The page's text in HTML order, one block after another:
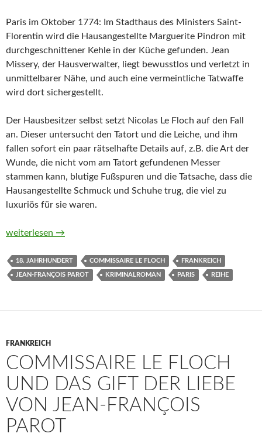
Paris im Oktober 1774: Im Stadthaus des Ministers Saint-
Florentin wird die Hausangestellte Marguerite Pindron mit
durchgeschnittener Kehle in der Küche gefunden. Jean
Missery, der Hausverwalter, liegt bewusstlos und verletzt in
unmittelbarer Nähe, und auch eine vermeintliche Tatwaffe
wird dort sichergestellt.
Der Hausbesitzer selbst setzt Nicolas Le Floch auf den Fall
an. Dieser untersucht den Tatort und die Leiche, und ihm
fallen sofort ein paar rätselhafte Details auf, z.B. die Art der
Wunde, die nicht vom am Tatort gefundenen Messer
stammen kann, blutige Fußspuren und die Tatsache, dass die
Hausangestellte Schmuck und Schuhe trug, die viel zu
luxuriös für sie waren.
Commissaire Le Floch und die silberne Hand von Jean-
weiterlesen →
18. JAHRHUNDERT COMMISSAIRE LE FLOCH FRANKREICH
JEAN-FRANÇOIS PAROT KRIMINALROMAN PARIS REIHE
FRANKREICH
COMMISSAIRE LE FLOCH
UND DAS GIFT DER LIEBE
VON JEAN-FRANÇOIS
PAROT